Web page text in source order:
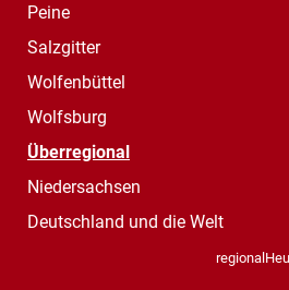
Peine
Salzgitter
Wolfenbüttel
Wolfsburg
Überregional
Niedersachsen
Deutschland und die Welt